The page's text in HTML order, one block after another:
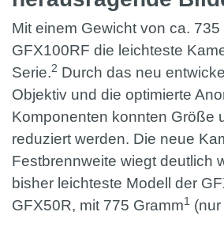
Mit einem Gewicht von ca. 735
GFX100RF die leichteste
Serie.2 Durch das neu
Objektiv und die optimierte
Komponenten konnten Größe
reduziert werden. Die neue
Festbrennweite wiegt deutlich
bisher leichteste Modell der
GFX50R, mit 775 Gramm1